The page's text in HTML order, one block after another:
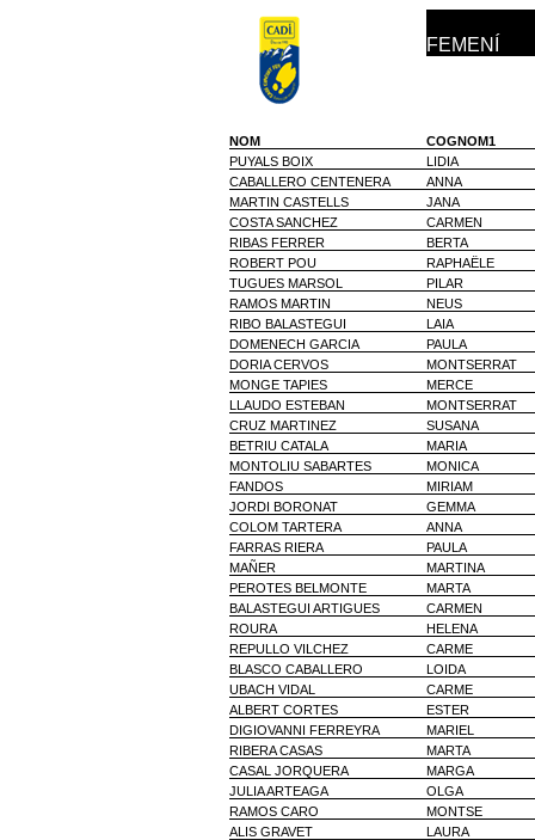
FEMENÍ
NOM
COGNOM1
PUYALS BOIX
LIDIA
CABALLERO CENTENERA
ANNA
MARTIN CASTELLS
JANA
COSTA SANCHEZ
CARMEN
RIBAS FERRER
BERTA
ROBERT POU
RAPHAËLE
TUGUES MARSOL
PILAR
RAMOS MARTIN
NEUS
RIBO BALASTEGUI
LAIA
DOMENECH GARCIA
PAULA
DORIA CERVOS
MONTSERRAT
MONGE TAPIES
MERCE
LLAUDO ESTEBAN
MONTSERRAT
CRUZ MARTINEZ
SUSANA
BETRIU CATALA
MARIA
MONTOLIU SABARTES
MONICA
FANDOS
MIRIAM
JORDI BORONAT
GEMMA
COLOM TARTERA
ANNA
FARRAS RIERA
PAULA
MAÑER
MARTINA
PEROTES BELMONTE
MARTA
BALASTEGUI ARTIGUES
CARMEN
ROURA
HELENA
REPULLO VILCHEZ
CARME
BLASCO CABALLERO
LOIDA
UBACH VIDAL
CARME
ALBERT CORTES
ESTER
DIGIOVANNI FERREYRA
MARIEL
RIBERA CASAS
MARTA
CASAL JORQUERA
MARGA
JULIA ARTEAGA
OLGA
RAMOS CARO
MONTSE
ALIS GRAVET
LAURA